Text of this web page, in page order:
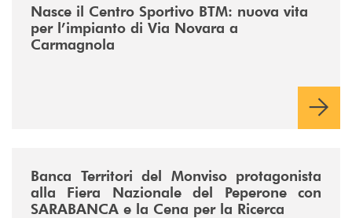
Nasce il Centro Sportivo BTM: nuova vita
per l’impianto di Via Novara a
Carmagnola
Banca Territori del Monviso protagonista
alla Fiera Nazionale del Peperone con
SARABANCA e la Cena per la Ricerca